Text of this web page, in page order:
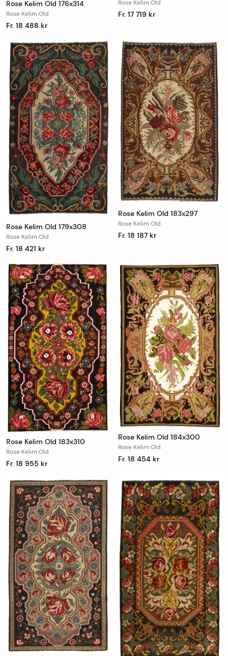
Rose Kelim Old 176x314
Rose Kelim Old
Fr. 18 488 kr
Rose Kelim Old
Fr. 17 719 kr
Rose Kelim Old 179x308
Rose Kelim Old
Fr. 18 421 kr
Rose Kelim Old 183x297
Rose Kelim Old
Fr. 18 187 kr
Rose Kelim Old 183x310
Rose Kelim Old
Fr. 18 955 kr
Rose Kelim Old 184x300
Rose Kelim Old
Fr. 18 454 kr